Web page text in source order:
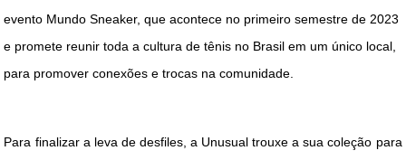
evento Mundo Sneaker, que acontece no primeiro semestre de 2023
e promete reunir toda a cultura de tênis no Brasil em um único local,
para promover conexões e trocas na comunidade.
Para finalizar a leva de desfiles, a Unusual trouxe a sua coleção para